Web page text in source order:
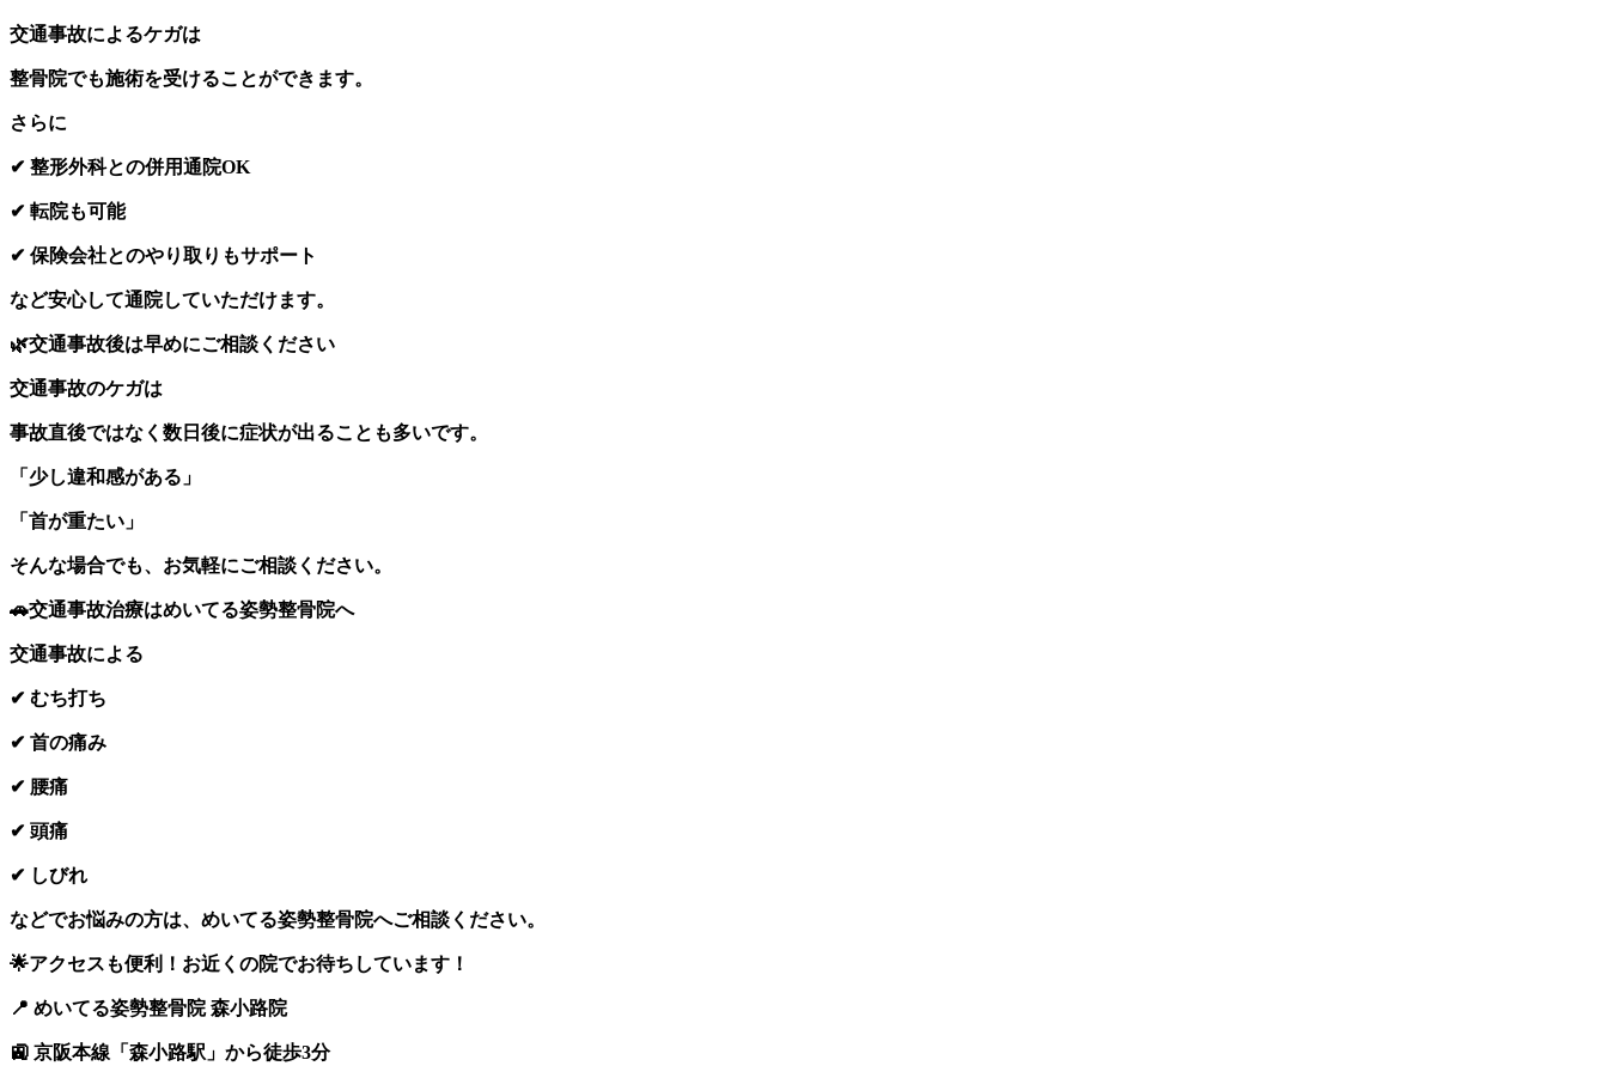
交通事故によるケガは
整骨院でも施術を受けることができます。
さらに
✔ 整形外科との併用通院OK
✔ 転院も可能
✔ 保険会社とのやり取りもサポート
など安心して通院していただけます。
🌿交通事故後は早めにご相談ください
交通事故のケガは
事故直後ではなく数日後に症状が出ることも多いです。
「少し違和感がある」
「首が重たい」
そんな場合でも、お気軽にご相談ください。
🚗交通事故治療はめいてる姿勢整骨院へ
交通事故による
✔ むち打ち
✔ 首の痛み
✔ 腰痛
✔ 頭痛
✔ しびれ
などでお悩みの方は、めいてる姿勢整骨院へご相談ください。
🌟アクセスも便利！お近くの院でお待ちしています！
📍 めいてる姿勢整骨院 森小路院
🚉 京阪本線「森小路駅」から徒歩3分